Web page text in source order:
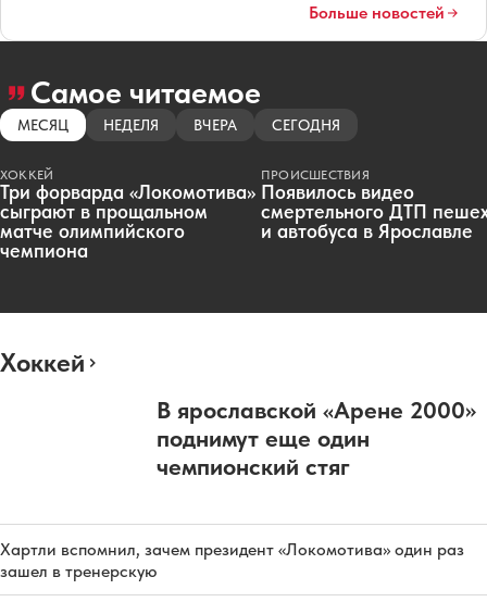
Больше новостей
Самое читаемое
МЕСЯЦ НЕДЕЛЯ ВЧЕРА СЕГОДНЯ
ХОККЕЙ
Три форварда «Локомотива»
сыграют в прощальном
матче олимпийского
чемпиона
ПРОИСШЕСТВИЯ
Появилось видео
смертельного ДТП
и автобуса в Ярославле
Хоккей
В ярославской «Арене 2000»
поднимут еще один
чемпионский стяг
Хартли вспомнил, зачем президент «Локомотива» один раз
зашел в тренерскую